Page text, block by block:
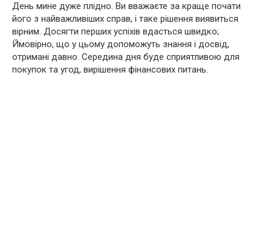
День мине дуже плідно. Ви вважаєте за краще почати
його з найважливіших справ, і таке рішення виявиться
вірним. Досягти перших успіхів вдасться швидко;
Ймовірно, що у цьому допоможуть знання і досвід,
отримані давно. Середина дня буде сприятливою для
покупок та угод, вирішення фінансових питань.